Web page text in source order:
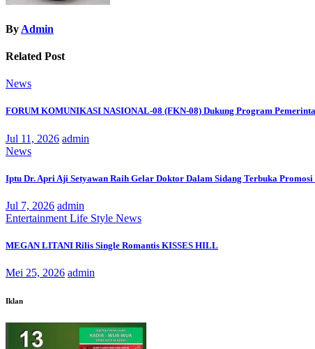
By Admin
Related Post
News
FORUM KOMUNIKASI NASIONAL-08 (FKN-08) Dukung Program
Jul 11, 2026 admin
News
Iptu Dr. Apri Aji Setyawan Raih Gelar Doktor Dalam Sidang Terbuka
Jul 7, 2026 admin
Entertainment Life Style News
MEGAN LITANI Rilis Single Romantis KISSES HILL
Mei 25, 2026 admin
Iklan